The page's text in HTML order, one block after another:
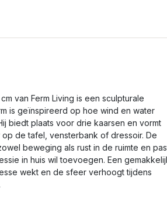
van Ferm Living is een sculpturale
is geïnspireerd op hoe wind en water
biedt plaats voor drie kaarsen en vormt
de tafel, vensterbank of dressoir. De
beweging als rust in de ruimte en
in huis wil toevoegen. Een
wekt en de sfeer verhoogt tijdens